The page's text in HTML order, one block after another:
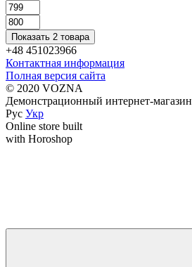
Показать 2 товара
+48 451023966
Контактная информация
Полная версия сайта
© 2020 VOZNA
Демонстрационный интернет-магазин
Рус Укр
Online store built
with Horoshop